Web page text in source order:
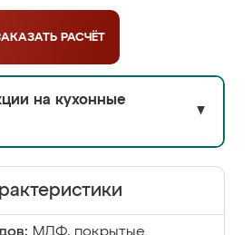
РАСЧЁТ
на кухонные
▼